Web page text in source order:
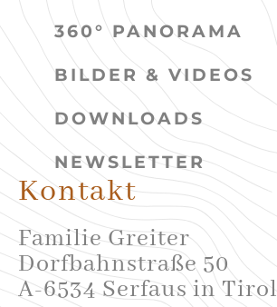
360° PANORAMA
BILDER & VIDEOS
DOWNLOADS
NEWSLETTER
Kontakt
Familie Greiter
Dorfbahnstraße 50
A-6534 Serfaus in Tirol